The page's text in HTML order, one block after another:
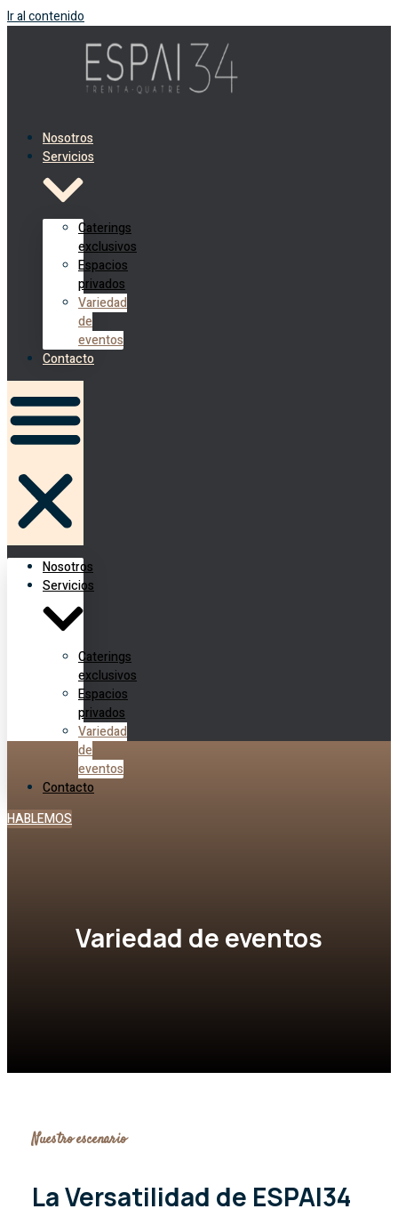
Ir al contenido
Nosotros
Servicios
Caterings
exclusivos
Espacios
privados
Variedad
de
eventos
Contacto
Nosotros
Servicios
Caterings
exclusivos
Espacios
privados
Variedad
de
eventos
Contacto
HABLEMOS
Variedad de eventos
Nuestro escenario
La Versatilidad de ESPAI34